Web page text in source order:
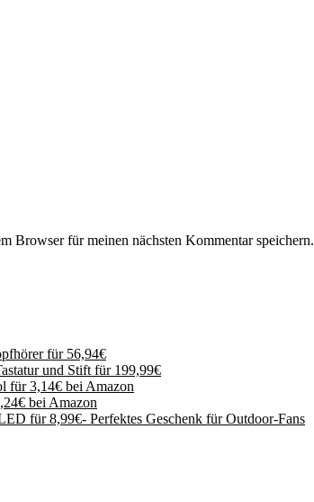
Browser für meinen nächsten Kommentar speichern.
für 56,94€
und Stift für 199,99€
für 3,14€ bei Amazon
bei Amazon
für 8,99€- Perfektes Geschenk für Outdoor-Fans